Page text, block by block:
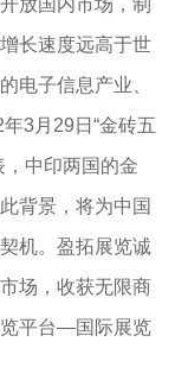
放国内市场，制
长速度远高于世
电子信息产业、
3月29日“金砖五
，中印两国的金
背景，将为中国
机。盈拓展览诚
场，收获无限商
平台—国际展览